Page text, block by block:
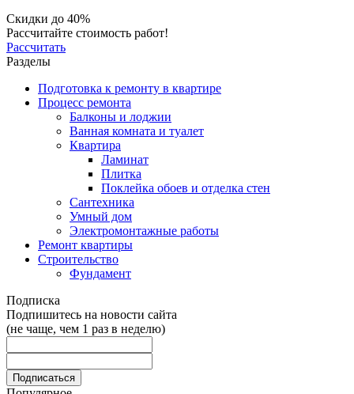
Скидки до 40%
Рассчитайте стоимость работ!
Рассчитать
Разделы
Подготовка к ремонту в квартире
Процесс ремонта
Балконы и лоджии
Ванная комната и туалет
Квартира
Ламинат
Плитка
Поклейка обоев и отделка стен
Сантехника
Умный дом
Электромонтажные работы
Ремонт квартиры
Строительство
Фундамент
Подписка
Подпишитесь на новости сайта
(не чаще, чем 1 раз в неделю)